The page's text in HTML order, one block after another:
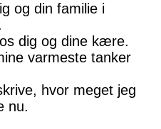
og din familie i
dig og dine kære.
varmeste tanker
hvor meget jeg
nu.